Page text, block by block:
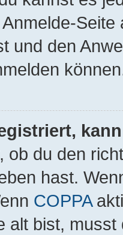
und den
ob du den
hast.
COPPA
alt bist,